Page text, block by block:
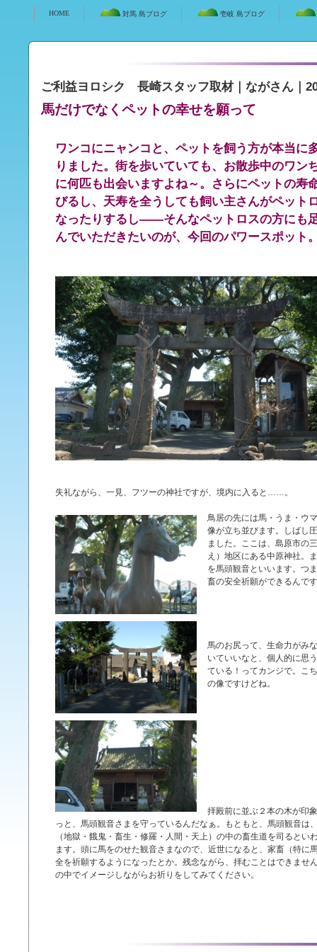
HOME 対馬 島ブログ 壱岐 島ブログ
ご利益ヨロシク 長崎スタッフ取材｜ ながさん ｜
馬だけでなくペットの幸せを願って
ワンコにニャンコと、ペットを飼う方が本当に
りました。街を歩いていても、お散歩中のワン
に何匹も出会いますよね～。さらにペットの寿
びるし、天寿を全うしても飼い主さんがペット
なったりするし――そんなペットロスの方にも
んでいただきたいのが、今回のパワースポット
失礼ながら、一見、フツーの神社ですが、境内に入ると……。
鳥居の先には馬・うま・ウ
像が立ち並びます。しばし
ました。ここは、島原市の
え）地区にある中原神社。
を馬頭観音といいます。つ
畜の安全祈願ができるんで
馬のお尻って、生命力がみ
いていいなと、個人的に思
ている！ってカンジで。こ
の像ですけどね。
拝殿前に並ぶ２本の木が印
っと、馬頭観音さまを守っているんだなぁ。もともと、馬頭観音は
（地獄・餓鬼・畜生・修羅・人間・天上）の中の畜生道を司るとい
ます。頭に馬をのせた観音さまなので、近世になると、家畜（特に
全を祈願するようになったとか。残念ながら、拝むことはできませ
の中でイメージしながらお祈りをしてみてください。